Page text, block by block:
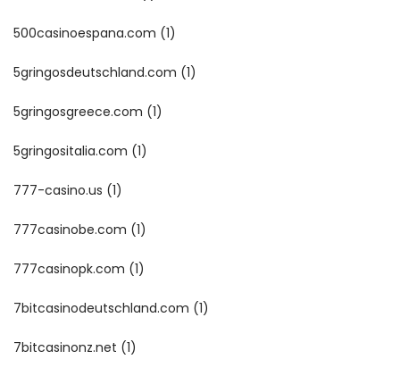
500casinoespana.com (1)
5gringosdeutschland.com (1)
5gringosgreece.com (1)
5gringositalia.com (1)
777-casino.us (1)
777casinobe.com (1)
777casinopk.com (1)
7bitcasinodeutschland.com (1)
7bitcasinonz.net (1)